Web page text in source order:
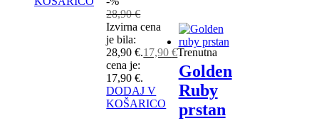
28,90€
Izvirna cena
je bila:
28,90 €.17,90€Trenutna
cena je:
17,90 €.
DODAJ V
KOŠARICO
Golden
Ruby
prstan